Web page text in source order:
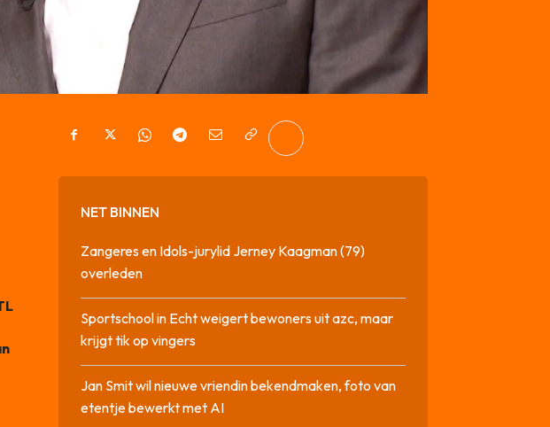
NET BINNEN
Zangeres en Idols-jurylid Jerney Kaagman (79)
overleden
Sportschool in Echt weigert bewoners uit azc, maar
krijgt tik op vingers
Jan Smit wil nieuwe vriendin bekendmaken, foto van
etentje bewerkt met AI